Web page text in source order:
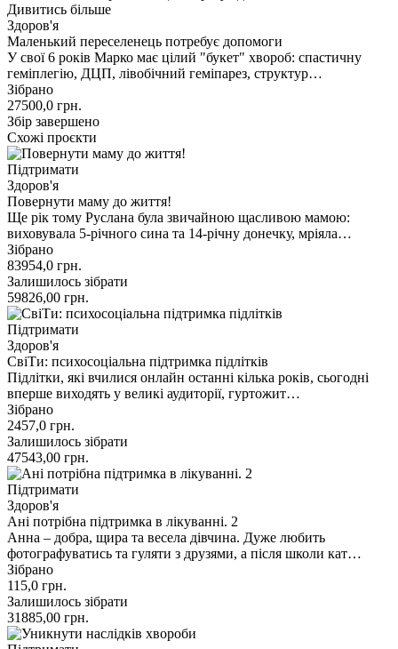
Дивитись більше
Здоров'я
Маленький переселенець потребує допомоги
У свої 6 років Марко має цілий "букет" хвороб: спастичну
геміплегію, ДЦП, лівобічний геміпарез, структур…
Зібрано
27500,0 грн.
Збір завершено
Схожі проєкти
Підтримати
Здоров'я
Повернути маму до життя!
Ще рік тому Руслана була звичайною щасливою мамою:
виховувала 5-річного сина та 14-річну донечку, мріяла…
Зібрано
83954,0 грн.
Залишилось зібрати
59826,00 грн.
Підтримати
Здоров'я
СвіТи: психосоціальна підтримка підлітків
Підлітки, які вчилися онлайн останні кілька років, сьогодні
вперше виходять у великі аудиторії, гуртожит…
Зібрано
2457,0 грн.
Залишилось зібрати
47543,00 грн.
Підтримати
Здоров'я
Ані потрібна підтримка в лікуванні. 2
Анна – добра, щира та весела дівчина. Дуже любить
фотографуватись та гуляти з друзями, а після школи кат…
Зібрано
115,0 грн.
Залишилось зібрати
31885,00 грн.